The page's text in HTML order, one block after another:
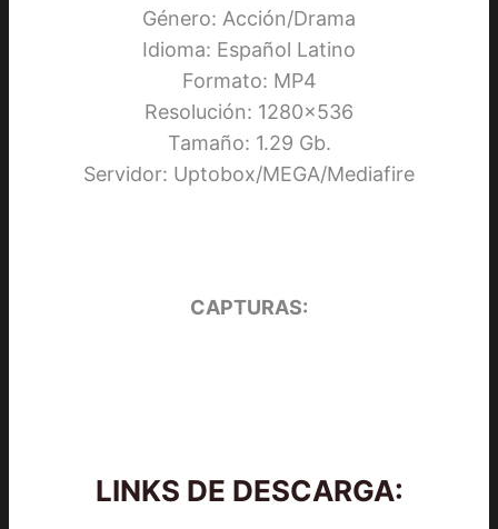
Género: Acción/Drama
Idioma: Español Latino
Formato: MP4
Resolución: 1280×536
Tamaño: 1.29 Gb.
Servidor: Uptobox/MEGA/Mediafire
CAPTURAS:
LINKS DE DESCARGA: